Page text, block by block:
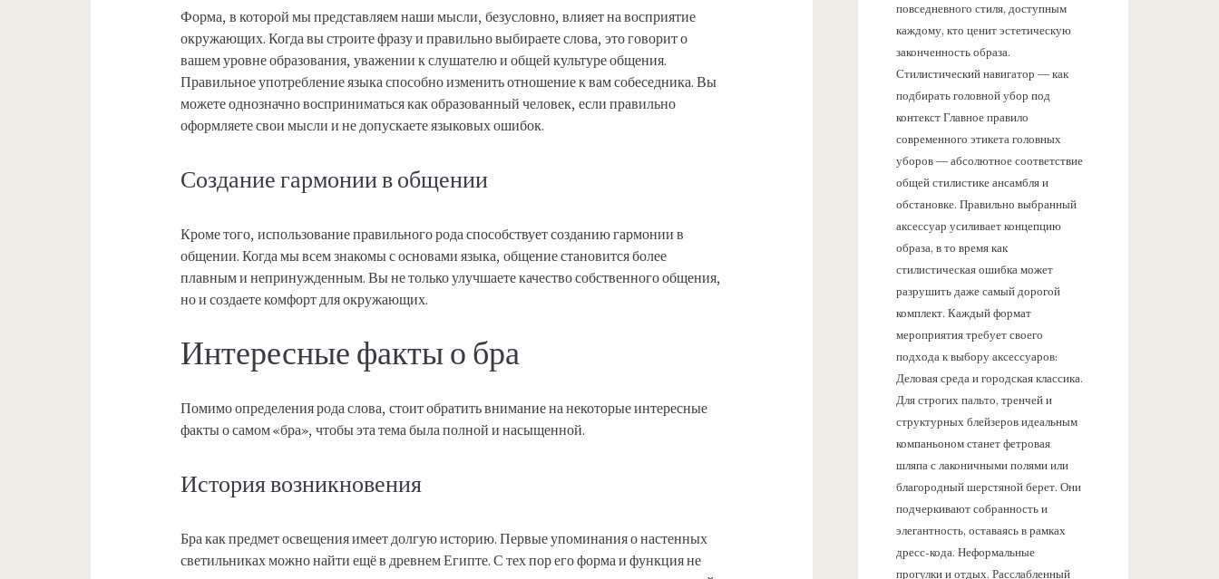
Форма, в которой мы представляем наши мысли, безусловно, влияет на восприятие
окружающих. Когда вы строите фразу и правильно выбираете слова, это говорит о
вашем уровне образования, уважении к слушателю и общей культуре общения.
Правильное употребление языка способно изменить отношение к вам собеседника. Вы
можете однозначно восприниматься как образованный человек, если правильно
оформляете свои мысли и не допускаете языковых ошибок.
Создание гармонии в общении
Кроме того, использование правильного рода способствует созданию гармонии в
общении. Когда мы всем знакомы с основами языка, общение становится более
плавным и непринужденным. Вы не только улучшаете качество собственного общения,
но и создаете комфорт для окружающих.
Интересные факты о бра
Помимо определения рода слова, стоит обратить внимание на некоторые интересные
факты о самом «бра», чтобы эта тема была полной и насыщенной.
История возникновения
Бра как предмет освещения имеет долгую историю. Первые упоминания о настенных
светильниках можно найти ещё в древнем Египте. С тех пор его форма и функция не
повседневного стиля, доступным
каждому, кто ценит эстетическую
законченность образа.
Стилистический навигатор — как
подбирать головной убор под
контекст Главное правило
современного этикета головных
уборов — абсолютное соответствие
общей стилистике ансамбля и
обстановке. Правильно выбранный
аксессуар усиливает концепцию
образа, в то время как
стилистическая ошибка может
разрушить даже самый дорогой
комплект. Каждый формат
мероприятия требует своего
подхода к выбору аксессуаров:
Деловая среда и городская классика.
Для строгих пальто, тренчей и
структурных блейзеров идеальным
компаньоном станет фетровая
шляпа с лаконичными полями или
благородный шерстяной берет. Они
подчеркивают собранность и
элегантность, оставаясь в рамках
дресс-кода. Неформальные
прогулки и отдых. Расслабленный